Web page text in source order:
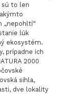
to len
„nepohltí“
lúk
ekosystém.
prípadne ich
2000
sihla,
dve lokality